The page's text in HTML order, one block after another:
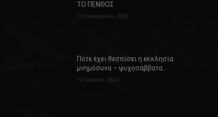
ΤΟ ΠΕΝΘΟΣ
13 Ιανουαρίου, 2023
Πότε έχει θεσπίσει η εκκλησία
μνημόσυνα – ψυχοσάββατα…
10 Ιουνίου, 2022